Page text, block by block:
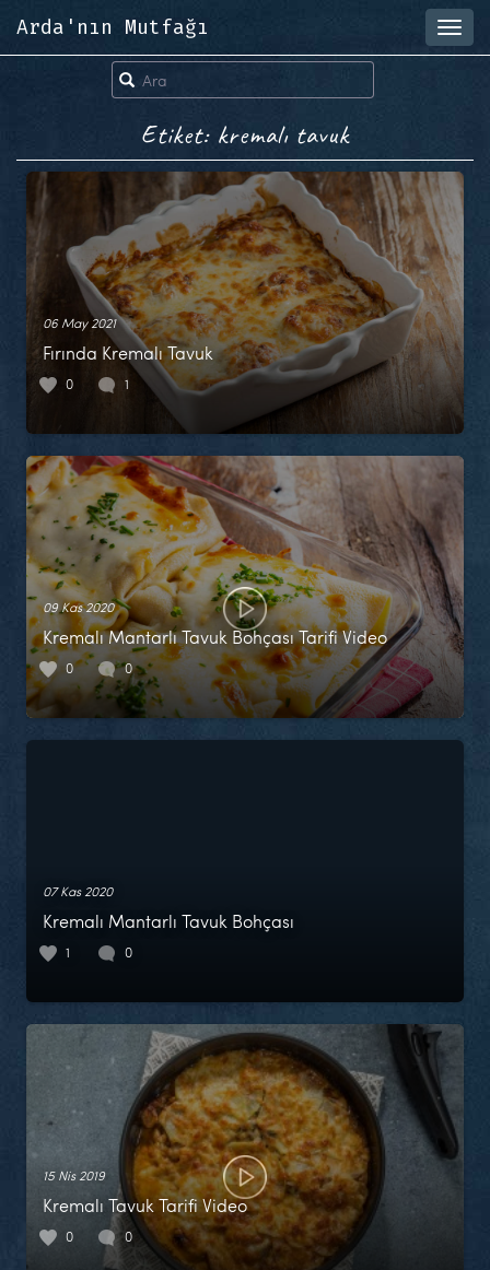
Arda'nın Mutfağı
Etiket: kremalı tavuk
06 May 2021
Fırında Kremalı Tavuk
0 1
09 Kas 2020
Kremalı Mantarlı Tavuk Bohçası Tarifi Video
0 0
07 Kas 2020
Kremalı Mantarlı Tavuk Bohçası
1 0
15 Nis 2019
Kremalı Tavuk Tarifi Video
0 0